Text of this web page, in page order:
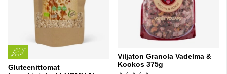
Gluteenittomat
Viljaton Granola Vadelma &
Kookos 375g